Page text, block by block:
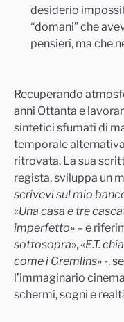
desiderio
“domani” che
pensieri, ma che
Recuperando
anni Ottanta e
sintetici sfumati di
temporale
ritrovata. La sua
regista, sviluppa un
scrivevi sul mio
«Una casa e tre
imperfetto» – e
sottosopra», «E.T.
come i Gremlins» -,
l’immaginario
schermi, sogni e